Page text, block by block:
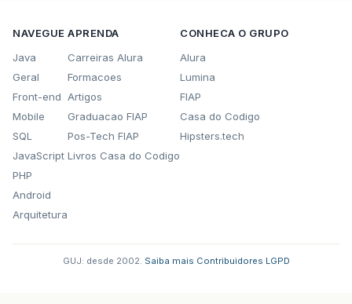
NAVEGUE
Java
Geral
Front-end
Mobile
SQL
JavaScript
PHP
Android
Arquitetura
APRENDA
Carreiras Alura
Formacoes
Artigos
Graduacao FIAP
Pos-Tech FIAP
Livros Casa do Codigo
CONHECA O GRUPO
Alura
Lumina
FIAP
Casa do Codigo
Hipsters.tech
GUJ: desde 2002. Saiba mais Contribuidores LGPD